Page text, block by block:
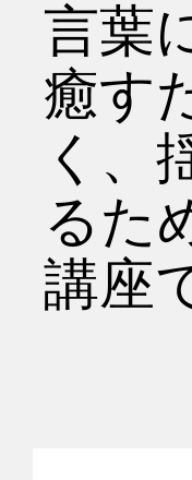
言葉
癒す
く、
るた
講座